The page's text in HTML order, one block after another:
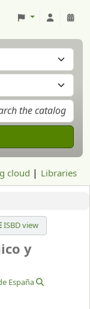
cloud Libraries
ISBD view
y
España